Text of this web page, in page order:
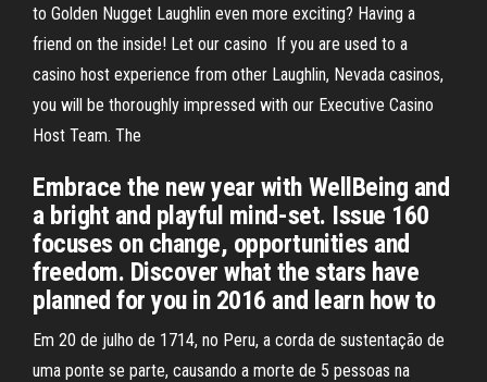
to Golden Nugget Laughlin even more exciting? Having a
friend on the inside! Let our casino If you are used to a
casino host experience from other Laughlin, Nevada casinos,
you will be thoroughly impressed with our Executive Casino
Host Team. The
Embrace the new year with WellBeing and
a bright and playful mind-set. Issue 160
focuses on change, opportunities and
freedom. Discover what the stars have
planned for you in 2016 and learn how to
Em 20 de julho de 1714, no Peru, a corda de sustentação de
uma ponte se parte, causando a morte de 5 pessoas na